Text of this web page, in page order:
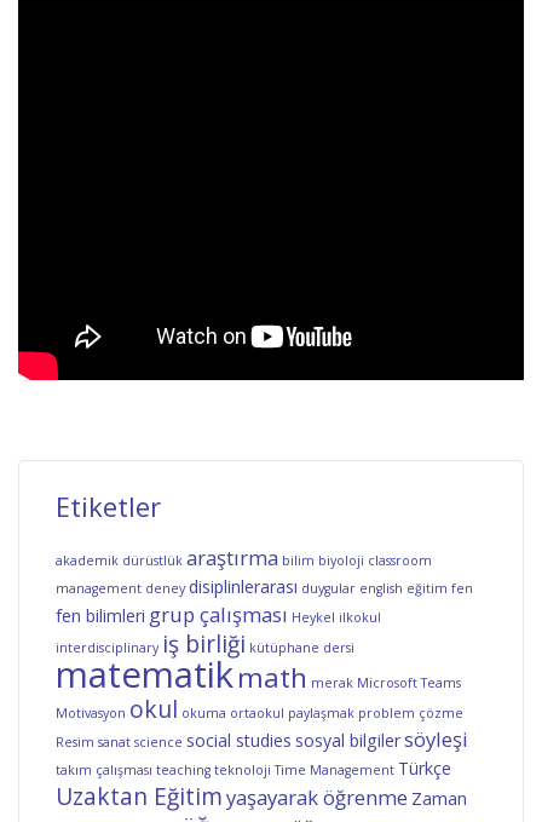
Etiketler
akademik dürüstlük araştırma bilim biyoloji classroom
management deney disiplinlerarası duygular english eğitim fen
fen bilimleri grup çalışması Heykel ilkokul
interdisciplinary iş birliği kütüphane dersi
matematikmath merak Microsoft Teams
Motivasyon okul okuma ortaokul paylaşmak problem çözme
Resim sanat science social studies sosyal bilgilersöyleşi
takım çalışması teaching teknoloji Time Management Türkçe
Uzaktan Eğitimyaşayarak öğrenme Zaman